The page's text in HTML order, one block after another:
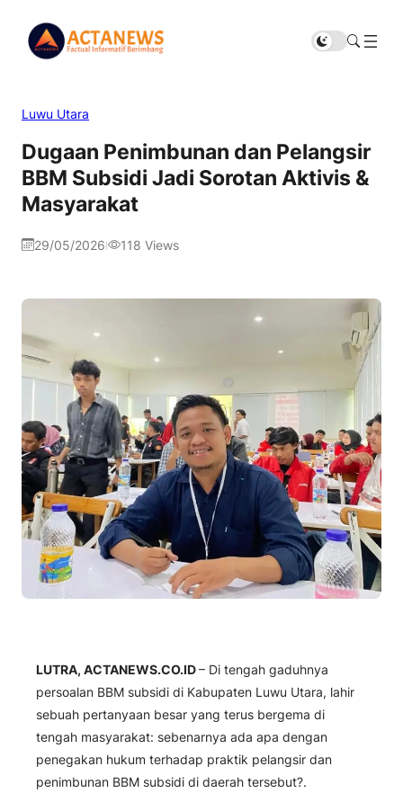
Luwu Utara
Dugaan Penimbunan dan Pelangsir
BBM Subsidi Jadi Sorotan Aktivis &
Masyarakat
29/05/2026 118 Views
LUTRA, ACTANEWS.CO.ID– Di tengah gaduhnya
persoalan BBM subsidi di Kabupaten Luwu Utara, lahir
sebuah pertanyaan besar yang terus bergema di
tengah masyarakat: sebenarnya ada apa dengan
penegakan hukum terhadap praktik pelangsir dan
penimbunan BBM subsidi di daerah tersebut?.